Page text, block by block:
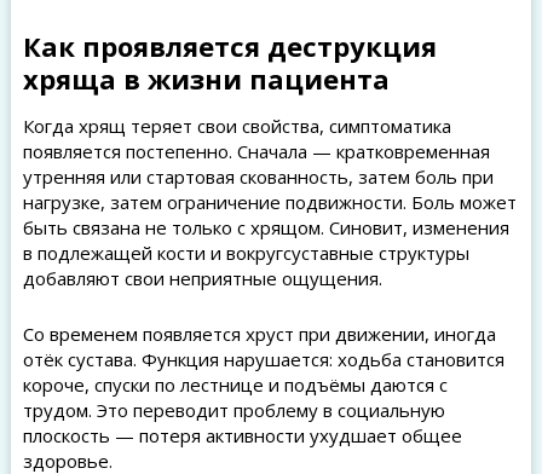
Как проявляется деструкция
хряща в жизни пациента
Когда хрящ теряет свои свойства, симптоматика
появляется постепенно. Сначала — кратковременная
утренняя или стартовая скованность, затем боль при
нагрузке, затем ограничение подвижности. Боль может
быть связана не только с хрящом. Синовит, изменения
в подлежащей кости и вокругсуставные структуры
добавляют свои неприятные ощущения.
Со временем появляется хруст при движении, иногда
отёк сустава. Функция нарушается: ходьба становится
короче, спуски по лестнице и подъёмы даются с
трудом. Это переводит проблему в социальную
плоскость — потеря активности ухудшает общее
здоровье.